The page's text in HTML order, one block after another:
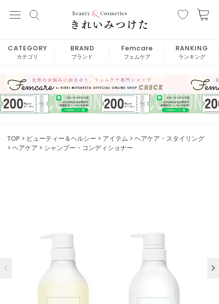
CATEGORY
カテゴリ
BRAND
ブランド
Femcare
フェムケア
RANKING
ランキング
TOP ビューティー＆ヘルシー アイテム
ヘアケア・スタイリング
ヘアケア
シャンプー・コンディショナー